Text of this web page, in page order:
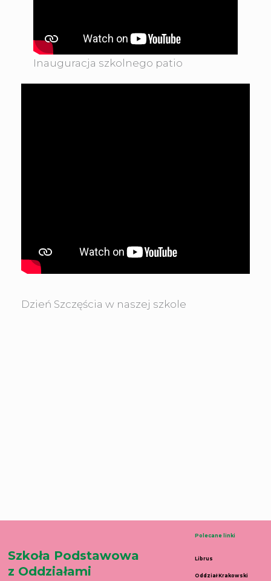
Inauguracja szkolnego patio
Dzień Szczęścia w naszej szkole
Szkoła Podstawowa
z Oddziałami
Polecane linki
Librus
Oddział Krakowski